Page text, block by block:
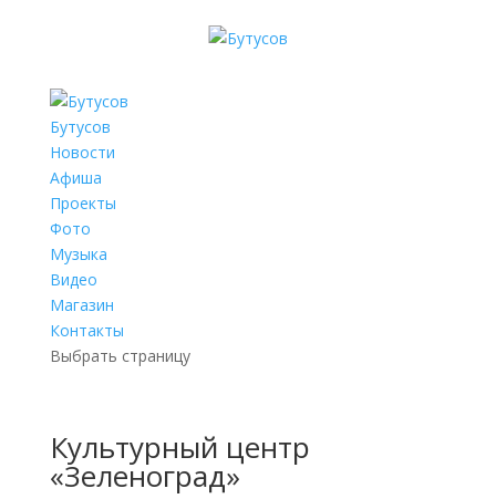
Бутусов
Новости
Афиша
Проекты
Фото
Музыка
Видео
Магазин
Контакты
Выбрать страницу
Культурный центр
«Зеленоград»